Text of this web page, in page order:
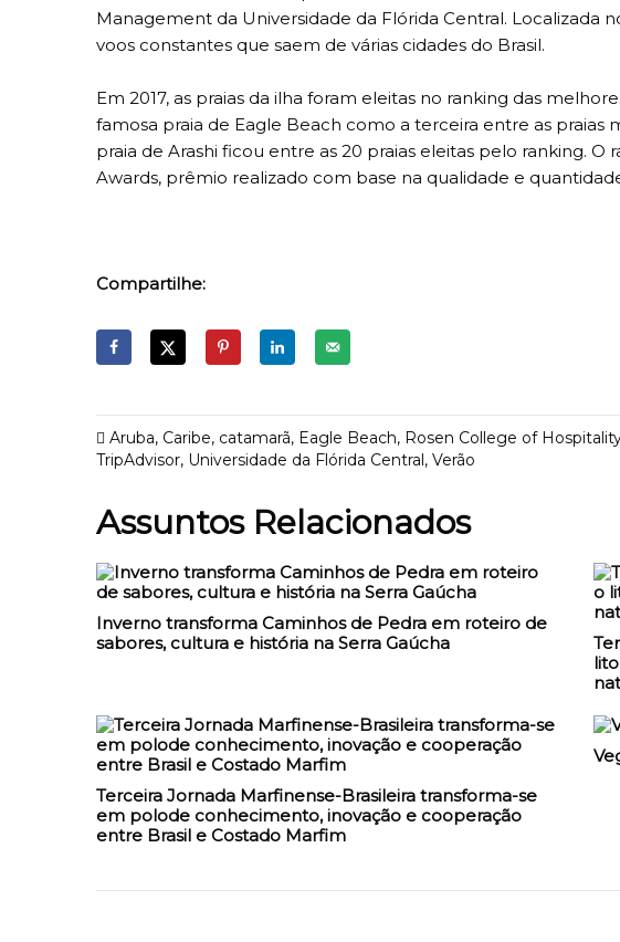
Management da Universidade da Flórida Central. Localizada
voos constantes que saem de várias cidades do Brasil.
Em 2017, as praias da ilha foram eleitas no ranking das
famosa praia de Eagle Beach como a terceira entre as praias
praia de Arashi ficou entre as 20 praias eleitas pelo ranking. O
Awards, prêmio realizado com base na qualidade e
Compartilhe:
Aruba, Caribe, catamarã, Eagle Beach, Rosen College of
TripAdvisor, Universidade da Flórida Central, Verão
Assuntos Relacionados
Inverno transforma Caminhos de Pedra em roteiro de
sabores, cultura e história na Serra Gaúcha
Terceira Jornada Marfinense-Brasileira transforma-se
em polode conhecimento, inovação e cooperação
entre Brasil e Costado Marfim